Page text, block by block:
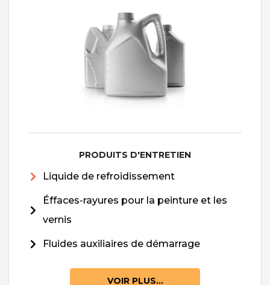
PRODUITS D'ENTRETIEN
Liquide de refroidissement
Éffaces-rayures pour la peinture et les
vernis
Fluides auxiliaires de démarrage
VOIR PLUS...